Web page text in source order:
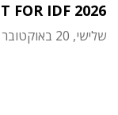
FOR IDF 2026
שלישי, 20 באוקטובר 2026